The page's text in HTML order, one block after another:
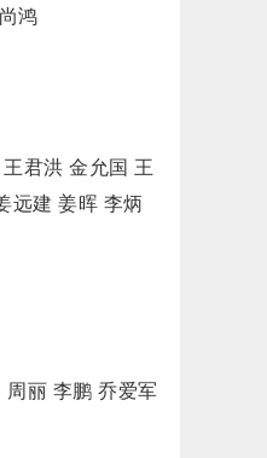
鸿
君洪 金允国 王
远建 姜晖 李炳
丽 李鹏 乔爱军